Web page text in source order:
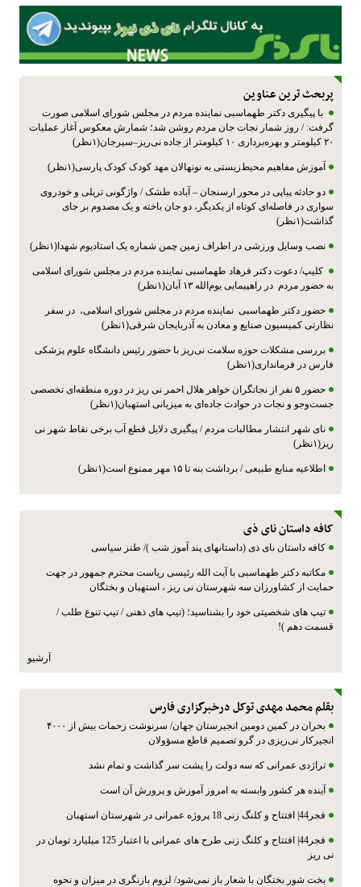
پربحث ترین عناوین
با پیگیری دکتر طهماسبی نماینده مردم در مجلس شورای اسلامی صورت
گرفت: / روز شمار نجات جان مردم روشن شد؛ شمارش معکوس آغاز عملیات
۲۰ کیلومتر و بهره‌برداری ۱۰ کیلومتر از جاده نی‌ریز–سیرجان(۱نظر)
آموزش مفاهیم محیط‌زیستی به نونهالان مهد کودک کودک پارسی(۱نظر)
دو حادثه پیاپی در محور ارسنجان – آباده طشک / واژگونی تریلی و خودروی
سواری در فاصله‌ای کوتاه از یکدیگر، دو جان‌ باخته و یک مصدوم بر جای
گذاشت(۱نظر)
نصب وسایل ورزشی در اطراف زمین چمن شماره یک استادیوم شهدا(۱نظر)
کلیپ/ دعوت دکتر فرهاد طهماسبی نماینده مردم در مجلس شورای اسلامی
به حضور مردم در راهپیمایی یوم‌الله ۱۳ آبان(۱نظر)
حضور دکتر طهماسبی نماینده مردم در مجلس شورای اسلامی، در سفر
نظارتی کمیسیون صنایع و معادن به آذربایجان شرقی(۱نظر)
بررسی مشکلات حوزه سلامت نی‌ریز با حضور رئیس دانشگاه علوم پزشکی
فارس در فرمانداری(۱نظر)
حضور ۵ نفر از نجاتگران خواهر هلال احمر نی ریز در دوره منطقه‌ای تخصصی
جست‌وجو و نجات در حوادث جاده‌ای به میزبانی استهبان(۱نظر)
نای شهر انتشار مطالبات مردم / پیگیری دلایل قطع آب برخی نقاط شهر نی
ریز(۱نظر)
اطلاعیه منابع طبیعی / برداشت بنه تا ۱۵ مهر ممنوع است(۱نظر)
کافه داستان نای ذی
کافه داستان نای ذی (داستانهای پند آموز شب )/ طنز سیاسی
مکاتبه دکتر طهماسبی با آیت الله رئیسی ریاست محترم جمهور در جهت
حمایت از کشاورزان سه شهرستان نی ریز ، استهبان و بختگان
تیپ های شخصیتی خود را بشناسید؛ (تیپ های ذهنی / تیپ تنوع طلب /
قسمت دهم )!
آرشیو
بقلم محمد مهدی توکل درخبرگزاری فارس
بحران در کمین دومین انجیرستان جهان/ سرنوشت زحمات بیش از ۴۰۰۰
انجیرکار نی‌ریزی در گرو تصمیم قاطع مسؤولان
تراژدی عمرانی که سه دولت را پشت سر گذاشت و تمام نشد
آینده هر کشور وابسته به امروز آموزش و پرورش آن است
فجر44| افتتاح و کلنگ‌ زنی 18 پروژه عمرانی در شهرستان استهبان
فجر44| افتتاح و کلنگ زنی طرح های عمرانی با اعتبار 125 میلیارد تومان در
نی ریز
بخت شور بختگان با شعار باز نمی‌شود/ لزوم بازنگری در میزان و نحوه